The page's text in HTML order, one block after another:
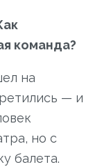
команда?
на
— и
но с
балета.